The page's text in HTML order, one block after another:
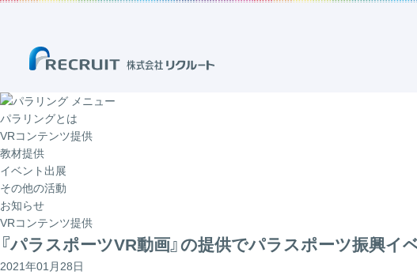
メニュー
パラリングとは
VRコンテンツ提供
教材提供
イベント出展
その他の活動
お知らせ
VRコンテンツ提供
『パラスポーツVR動画』の提供でパラスポーツ振興イ
2021年01月28日